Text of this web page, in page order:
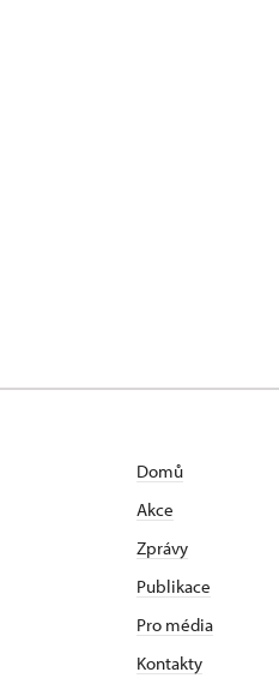
Domů
Akce
Zprávy
Publikace
Pro média
Kontakty